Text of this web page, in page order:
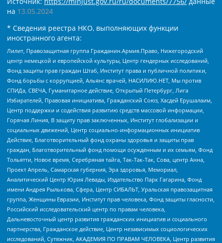
на 13.05.2024
* Сведения реестра НКО, выполняющих функции
иностранного агента:
Лилит, Правозащитная группа Гражданин.Армия.Право, Нижегородский
центр немецкой и европейской культуры, Центр гендерных исследований,
Фонд защиты прав граждан Штаб, Институт права и публичной политики,
Фонд борьбы с коррупцией, Альянс врачей, НАСИЛИЮ.НЕТ, Мы против
СПИДа, СВЕЧА, Гуманитарное действие, Открытый Петербург, Лига
Избирателей, Правовая инициатива, Гражданский Союз, Хасдей Ерушалаим,
Центр поддержки и содействия развитию средств массовой информации,
Горячая Линия, В защиту прав заключенных, Институт глобализации и
социальных движений, Центр социально-информационных инициатив
Действие, Благотворительный фонд охраны здоровья и защиты прав
граждан, Благотворительный фонд помощи осужденным и их семьям, Фонд
Тольятти, Новое время, Серебряная тайга, Так-Так-Так, Сова, центр Анна,
Проект Апрель, Самарская губерния, Эра здоровья, Мемориал,
Аналитический Центр Юрия Левады, Издательство Парк Гагарина, Фонд
имени Андрея Рылькова, Сфера, Центр СИБАЛЬТ, Уральская правозащитная
группа, Женщины Евразии, Институт прав человека, Фонд защиты гласности,
Российский исследовательский центр по правам человека,
Дальневосточный центр развития гражданских инициатив и социального
партнерства, Гражданское действие, Центр независимых социологических
исследований, Сутяжник, АКАДЕМИЯ ПО ПРАВАМ ЧЕЛОВЕКА, Центр развития